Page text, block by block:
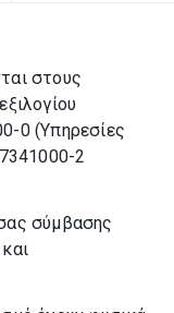
στους
0 (Υπηρεσίες
2
σύμβασης